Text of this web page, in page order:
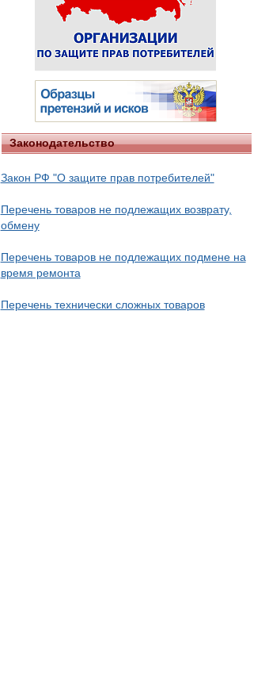
Законодательство
Закон РФ "О защите прав потребителей"
Перечень товаров не подлежащих возврату,
обмену
Перечень товаров не подлежащих подмене на
время ремонта
Перечень технически сложных товаров